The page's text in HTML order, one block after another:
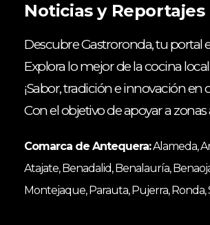
Noticias y
Descubre Gastroronda, tu portal
Explora lo mejor de la cocina
¡Sabor, tradición e innovación en
Con el objetivo de apoyar a
Comarca de Antequera:Alameda,
Atajate, Benadalid, Benalauría,
Montejaque, Parauta, Pujerra, Ronda,